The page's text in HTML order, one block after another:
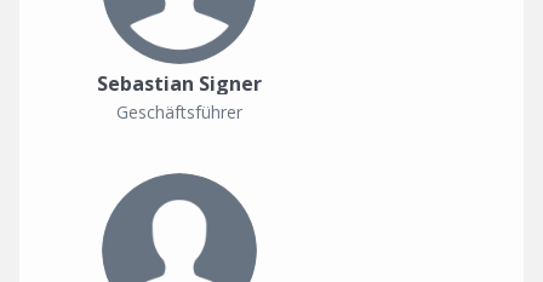
Sebastian Signer
Geschäftsführer